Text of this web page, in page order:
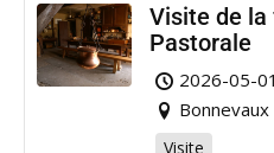
Visite de
Pastorale
2026-05-01
Bonnevaux
Visite